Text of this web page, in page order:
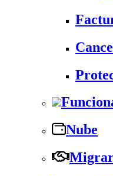
Nube
Migrar